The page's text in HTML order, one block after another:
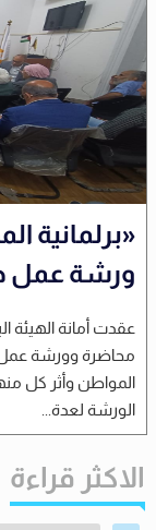
«برلمانية
ورشة عمل
عقدت أمانة الهيئة
محاضرة وورشة عمل
المواطن وأثر كل
الورشة لعدة...
الاكثر قراءة